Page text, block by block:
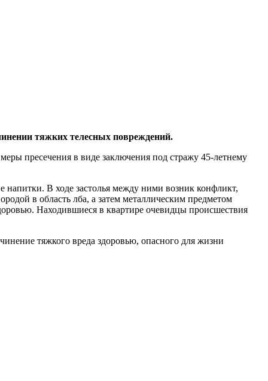
тяжких телесных повреждений.
пресечения в виде заключения под стражу 45-летнему
напитки. В ходе застолья между ними возник конфликт,
в область лба, а затем металлическим предметом
Находившиеся в квартире очевидцы происшествия
тяжкого вреда здоровью, опасного для жизни